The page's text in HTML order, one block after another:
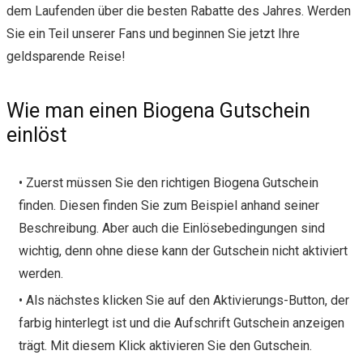
dem Laufenden über die besten Rabatte des Jahres. Werden
Sie ein Teil unserer Fans und beginnen Sie jetzt Ihre
geldsparende Reise!
Wie man einen Biogena Gutschein
einlöst
• Zuerst müssen Sie den richtigen Biogena Gutschein
finden. Diesen finden Sie zum Beispiel anhand seiner
Beschreibung. Aber auch die Einlösebedingungen sind
wichtig, denn ohne diese kann der Gutschein nicht aktiviert
werden.
• Als nächstes klicken Sie auf den Aktivierungs-Button, der
farbig hinterlegt ist und die Aufschrift Gutschein anzeigen
trägt. Mit diesem Klick aktivieren Sie den Gutschein.